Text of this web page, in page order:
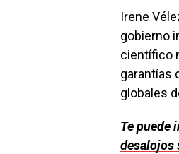
Irene
gobierno
científico
garantías
globales
Te puede
desalojos